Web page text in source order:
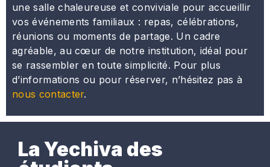
une salle chaleureuse et conviviale pour accueillir
vos événements familiaux : repas, célébrations,
réunions ou moments de partage. Un cadre
agréable, au cœur de notre institution, idéal pour
se rassembler en toute simplicité. Pour plus
d’informations ou pour réserver, n’hésitez pas à
nous contacter.
La Yechiva des